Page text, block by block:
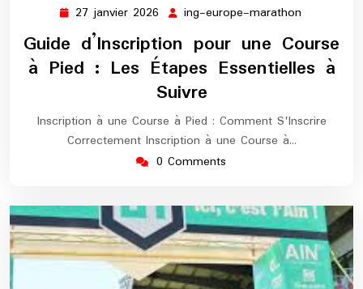
27 janvier 2026 27
janvier
2026
ing-europe-marathon
marathon
Guide d’Inscription pour une Course
à Pied : Les Étapes Essentielles à
Suivre
Inscription à une Course à Pied : Comment S'Inscrire
Correctement Inscription à une Course à…
0 Comments